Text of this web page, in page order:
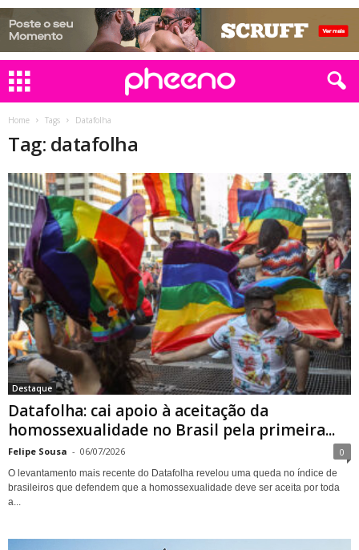
Home Tags Datafolha
Tag: datafolha
Destaque
Datafolha: cai apoio à aceitação da
homossexualidade no Brasil pela primeira...
Felipe Sousa - 06/07/2026 0
O levantamento mais recente do Datafolha revelou uma queda no índice de
brasileiros que defendem que a homossexualidade deve ser aceita por toda
a...